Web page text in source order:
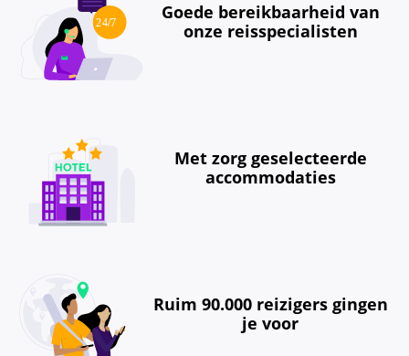
Goede bereikbaarheid van
onze reisspecialisten
Met zorg geselecteerde
accommodaties
Ruim 90.000 reizigers gingen
je voor